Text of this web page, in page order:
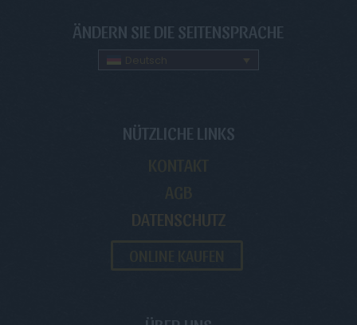
ÄNDERN SIE DIE SEITENSPRACHE
NÜTZLICHE LINKS
DATENSCHUTZ